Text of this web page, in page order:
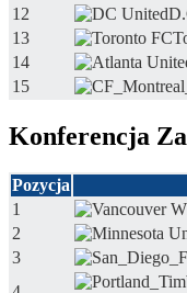
12
13
14
15
Konferencja
Pozycja
1
2
3